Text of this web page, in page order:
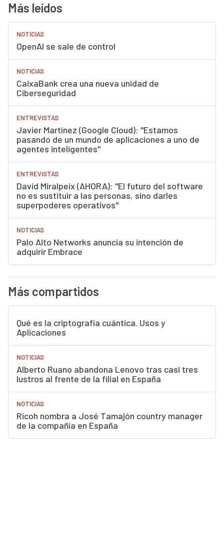
Más leídos
NOTICIAS
OpenAI se sale de control
NOTICIAS
CaixaBank crea una nueva unidad de
Ciberseguridad
ENTREVISTAS
Javier Martínez (Google Cloud): "Estamos
pasando de un mundo de aplicaciones a uno de
agentes inteligentes"
ENTREVISTAS
David Miralpeix (AHORA): "El futuro del software
no es sustituir a las personas, sino darles
superpoderes operativos"
NOTICIAS
Palo Alto Networks anuncia su intención de
adquirir Embrace
Más compartidos
Qué es la criptografía cuántica. Usos y
Aplicaciones
NOTICIAS
Alberto Ruano abandona Lenovo tras casi tres
lustros al frente de la filial en España
NOTICIAS
Ricoh nombra a José Tamajón country manager
de la compañía en España